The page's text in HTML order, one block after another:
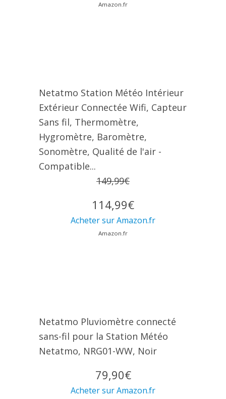
Amazon.fr
Netatmo Station Météo Intérieur
Extérieur Connectée Wifi, Capteur
Sans fil, Thermomètre,
Hygromètre, Baromètre,
Sonomètre, Qualité de l'air -
Compatible...
149,99€
114,99€
Acheter sur Amazon.fr
Amazon.fr
Netatmo Pluviomètre connecté
sans-fil pour la Station Météo
Netatmo, NRG01-WW, Noir
79,90€
Acheter sur Amazon.fr